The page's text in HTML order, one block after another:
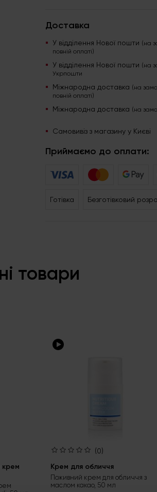
Доставка
У відділення Нової пошти (на
повній оплаті)
У відділення Нової пошти (на
Укрпошти
Міжнародна доставка (на
повній оплаті)
Міжнародна доставка (на
Самовивіз з магазину у Києві
Приймаємо до оплати:
Готівка Безготівковий
товари
крем
(0)
Крем для обличчя
Поживний крем для обличчя з
маслом какао, 50 мл